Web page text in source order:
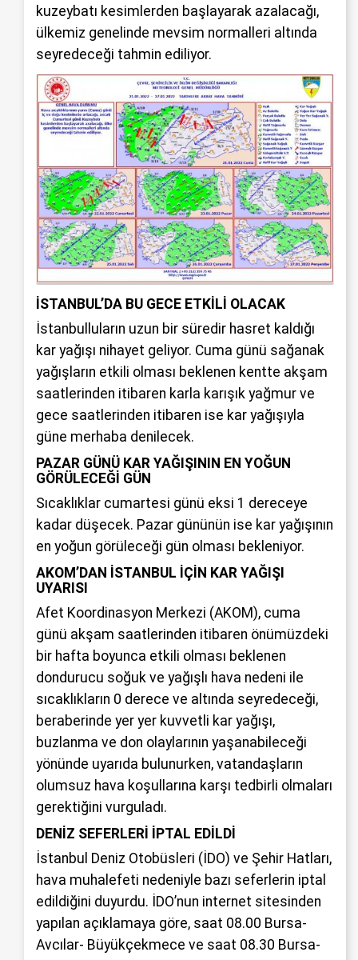
kuzeybatı kesimlerden başlayarak azalacağı,
ülkemiz genelinde mevsim normalleri altında
seyredeceği tahmin ediliyor.
İSTANBUL’DA BU GECE ETKİLİ OLACAK
İstanbulluların uzun bir süredir hasret kaldığı
kar yağışı nihayet geliyor. Cuma günü sağanak
yağışların etkili olması beklenen kentte akşam
saatlerinden itibaren karla karışık yağmur ve
gece saatlerinden itibaren ise kar yağışıyla
güne merhaba denilecek.
PAZAR GÜNÜ KAR YAĞIŞININ EN YOĞUN
GÖRÜLECEĞİ GÜN
Sıcaklıklar cumartesi günü eksi 1 dereceye
kadar düşecek. Pazar gününün ise kar yağışının
en yoğun görüleceği gün olması bekleniyor.
AKOM’DAN İSTANBUL İÇİN KAR YAĞIŞI
UYARISI
Afet Koordinasyon Merkezi (AKOM), cuma
günü akşam saatlerinden itibaren önümüzdeki
bir hafta boyunca etkili olması beklenen
dondurucu soğuk ve yağışlı hava nedeni ile
sıcaklıkların 0 derece ve altında seyredeceği,
beraberinde yer yer kuvvetli kar yağışı,
buzlanma ve don olaylarının yaşanabileceği
yönünde uyarıda bulunurken, vatandaşların
olumsuz hava koşullarına karşı tedbirli olmaları
gerektiğini vurguladı.
DENİZ SEFERLERİ İPTAL EDİLDİ
İstanbul Deniz Otobüsleri (İDO) ve Şehir Hatları,
hava muhalefeti nedeniyle bazı seferlerin iptal
edildiğini duyurdu. İDO’nun internet sitesinden
yapılan açıklamaya göre, saat 08.00 Bursa-
Avcılar- Büyükçekmece ve saat 08.30 Bursa-